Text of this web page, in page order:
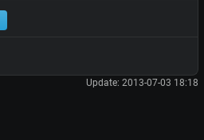
Update: 2013-07-03 18:18